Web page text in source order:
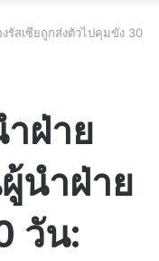
รัสเซียถูกส่งตัวไปคุมขัง 30
ฝ่าย
นำฝ่าย
วัน: